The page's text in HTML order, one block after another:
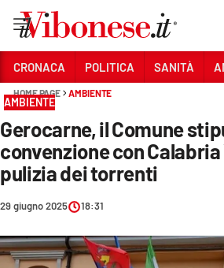
Sezioni
CRONACA
POLITICA
SOCIETÀ
CRONACA POLITICA SANITÀ
HOME PAGE AMBIENTE
AMBIENTE
Gerocarne, il Comune
convenzione con Calabria
pulizia dei torrenti
29 giugno 2025 18:31